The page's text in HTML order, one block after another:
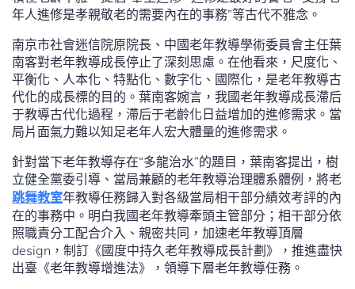
年人進修是孝親敬老的需要內在的事務”等古代不雅念。
南京市社會迷信院原院長、中國老年教導學術委員會主任葉
南客對老年教導成長停止了深刻思慮。在他看來，尺度化、
平衡化、人本化、特點化、數字化、國際化，是老年教導古
代化的成長標的目的。葉南客婉言，我國老年教導成長滯后
于教導古代化過程，滯后于老齡化日益增加的進修需求。當
局片面氣力難以知足老年人宏大體量的進修需求。
針對當下老年教導存在“多龍治水”的題目，葉南客提出，樹
立健全黨委引導、當局兼顧的老年教導治理體系體例，將老
跳舞教室年教導任務歸入對各級當局相干部分績效考評的內
在的事務中。明白我國老年教導牽頭主管部分；相干部分依
照職責分工配合介入、親密共同，加速老年教導頂層
design，制訂《國度中持久老年教導成長計劃》，推進盡快
出臺《老年教導增進法》，領導下層老年教導任務。